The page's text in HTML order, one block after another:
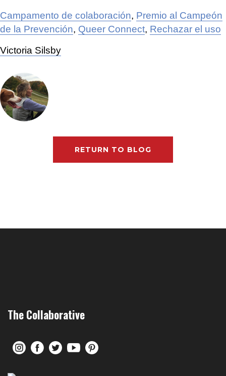
Campamento de colaboración, Premio al Campeón
de la Prevención, Queer Connect, Rechazar el uso
Victoria Silsby
RETURN TO BLOG
The Collaborative